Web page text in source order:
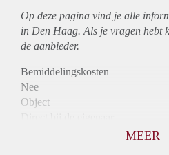
Op deze pagina vind je alle
in Den Haag. Als je vragen hebt
de aanbieder.
Bemiddelingskosten
Nee
Object
MEER